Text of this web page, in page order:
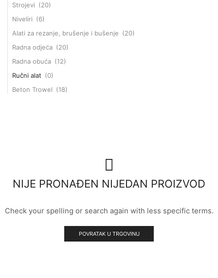
NIJE PRONAĐEN NIJEDAN PROIZVOD
Check your spelling or search again with less specific terms.
POVRATAK U TRGOVINU
Strojevi (20)
Niveliri (6)
Alati za rezanje, brušenje i bušenje (20)
Radna odjeća (20)
Radna obuća (12)
Ručni alat (0)
Beton Trowel (18)